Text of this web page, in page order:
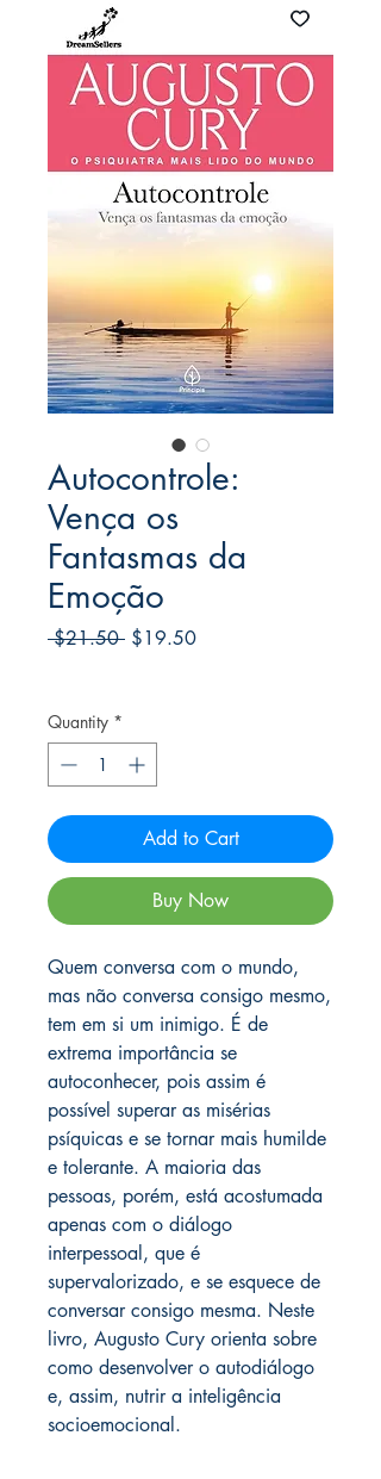
Autocontrole:
Vença os
Fantasmas da
Emoção
$21.50 Regular
$19.50Sale
Quantity *
Add to Cart
Buy Now
Quem conversa com o mundo,
mas não conversa consigo mesmo,
tem em si um inimigo. É de
extrema importância se
autoconhecer, pois assim é
possível superar as misérias
psíquicas e se tornar mais humilde
e tolerante. A maioria das
pessoas, porém, está acostumada
apenas com o diálogo
interpessoal, que é
supervalorizado, e se esquece de
conversar consigo mesma. Neste
livro, Augusto Cury orienta sobre
como desenvolver o autodiálogo
e, assim, nutrir a inteligência
socioemocional.